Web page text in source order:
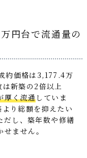
円台で流通量の
約価格は3,177.4万
新築の2倍以上
厚く流通していま
り総額を抑えたい
だし、築年数や修繕
ません。